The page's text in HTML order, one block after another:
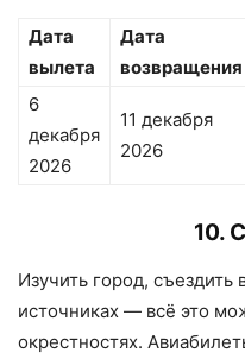
Дата
вылета
Дата
возвращения
6
декабря
2026
11 декабря
2026
10.
Изучить город, съездить
источниках — всё это
окрестностях.